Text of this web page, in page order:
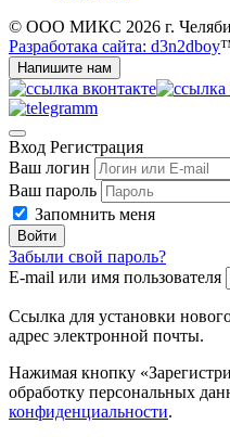
© ООО МИКС 2026 г.
Разработака сайта: d3n2dboy
Напишите нам
Вход Регистрация
Ваш логин
Ваш пароль
Запомнить меня
Войти
Забыли свой пароль?
E-mail или имя пользователя
Ссылка для установки
адрес электронной почты.
Нажимая кнопку
обработку персональных
конфиденциальности.